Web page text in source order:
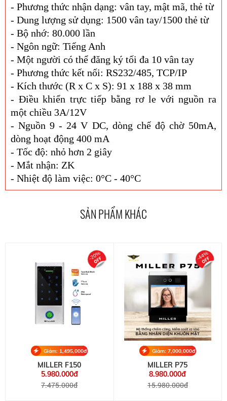
- Phương thức nhận dạng: vân tay, mật mã, thẻ từ
- Dung lượng sử dụng: 1500 vân tay/1500 thẻ từ
- Bộ nhớ: 80.000 lần
- Ngôn ngữ: Tiếng Anh
- Một người có thể đăng ký tối đa 10 vân tay
- Phương thức kết nối: RS232/485, TCP/IP
- Kích thước (R x C x S): 91 x 188 x 38 mm
- Điều khiển trực tiếp bằng rơ le với nguồn ra
một chiều 3A/12V
- Nguồn 9 - 24 V DC, dòng chế độ chờ 50mA,
dòng hoạt động 400 mA
- Tốc độ: nhỏ hơn 2 giây
- Mắt nhận: ZK
- Nhiệt độ làm việc: 0°C - 40°C
SẢN PHẨM KHÁC
Giảm: 1,495,000đ
MILLER F150
5.980.000đ
7.475.000đ
-20%
Giảm: 7,000,000đ
MILLER P75
8.980.000đ
15.980.000đ
-44%